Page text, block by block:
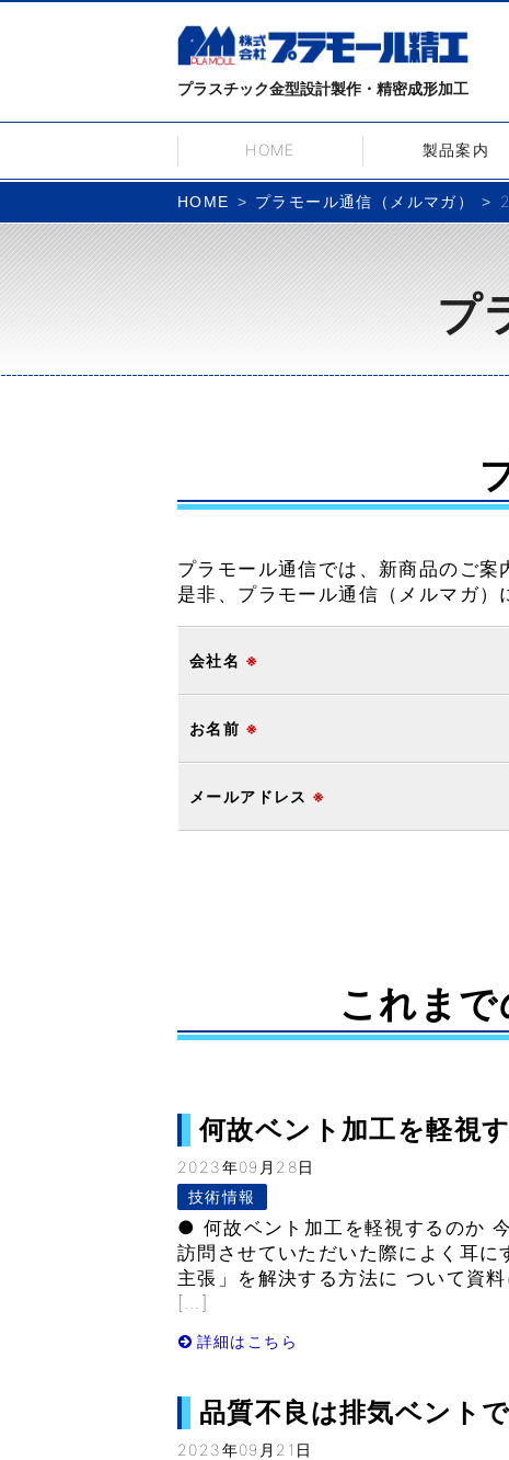
プラスチック金型設計製作・精密成形加工
HOME 製品案内
HOME プラモール通信（メルマガ）
プ
プラモール通信では、新商品のご案
是非、プラモール通信（メルマガ）
会社名 ※
お名前 ※
メールアドレス ※
これま
何故ベント加工を軽視
2023年09月28日
技術情報
● 何故ベント加工を軽視するのか
訪問させていただいた際によく耳
主張」を解決する方法に ついて資
[…]
詳細はこちら
品質不良は排気ベント
2023年09月21日